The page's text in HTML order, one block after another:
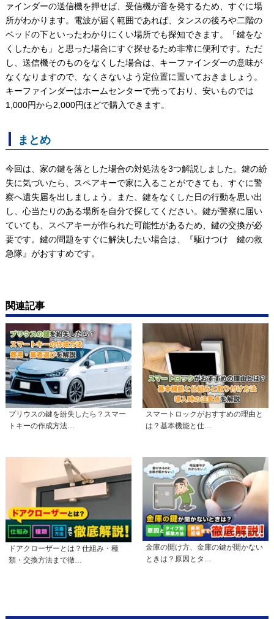
ァインダーの送信機を押せば、受信機が音を発するため、すぐに場
所がわかります。電波が届く範囲であれば、タンスの後ろや二階の
ベッドの下といったわかりにくい場所でも探知できます。「鍵をな
くしたかも」と思った場合にすぐ探せるため非常に便利です。ただ
し、送信機そのものをなくした場合は、キーファインダーの意味が
なくなりますので、なくさないよう定位置に置いておきましょう。
キーファインダーはホームセンターで売っており、安いものでは
1,000円から2,000円ほどで購入できます。
まとめ
今回は、家の鍵を落とした場合の対処法を3つ解説しました。鍵の紛
失に気づいたら、スペアキーで家に入ることができても、すぐに警
察へ遺失届を出しましょう。また、鍵をなくした日の行動を思い出
し、心当たりのある場所を自分で探してください。鍵が警察に届い
ていても、スペアキーが作られた可能性があるため、鍵の交換が必
要です。鍵の問題をすぐに解決したい場合は、『駆けつけ 鍵の救
急隊』がおすすめです。
関連記事
プリウスの鍵を紛失したら？スマー
トキーの作成方法…
スマートロックがおすすめの理由と
は？基本機能と仕…
ドアクローザーとは？仕組み・種
類・交換方法まで徹…
金庫の開け方、金庫の鍵が開かない
ときは？原因とタ…